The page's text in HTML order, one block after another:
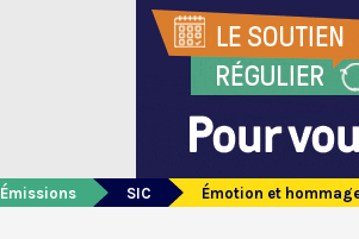
Émissions SIC Émotion et